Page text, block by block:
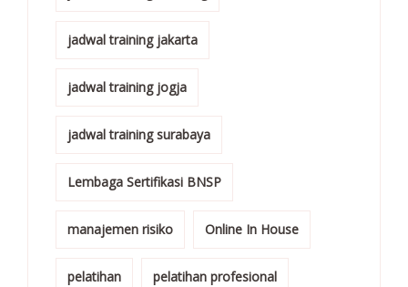
jadwal training jakarta
jadwal training jogja
jadwal training surabaya
Lembaga Sertifikasi BNSP
manajemen risiko Online In House
pelatihan pelatihan profesional